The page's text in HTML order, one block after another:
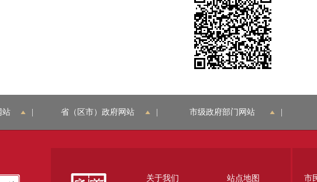
站 省（区市）政府网站 市级政府部门网站
关于我们 站点地图 市